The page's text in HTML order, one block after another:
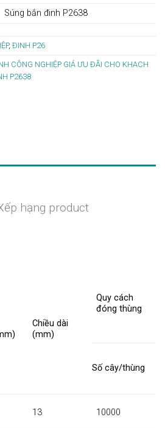
Súng bắn đinh P2638
, ĐINH P26
CÔNG NGHIỆP GIÁ ƯU ĐÃI CHO KHACH
P2638
hạng product
Chiều dài
(mm)
Quy cách
đóng thùng
Số cây/thùng
13 10000